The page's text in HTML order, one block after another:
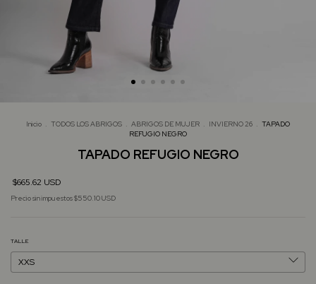
Inicio . TODOS LOS ABRIGOS . ABRIGOS DE MUJER . INVIERNO 26 . TAPADO
REFUGIO NEGRO
TAPADO REFUGIO NEGRO
$665.62 USD
Precio sin impuestos$550.10 USD
TALLE